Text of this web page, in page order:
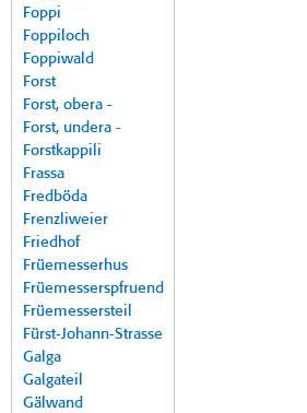
Foppi
Foppiloch
Foppiwald
Forst
Forst, obera -
Forst, undera -
Forstkappili
Frassa
Fredböda
Frenzliweier
Friedhof
Früemesserhus
Früemesserspfruend
Früemessersteil
Fürst-Johann-Strasse
Galga
Galgateil
Gälwand